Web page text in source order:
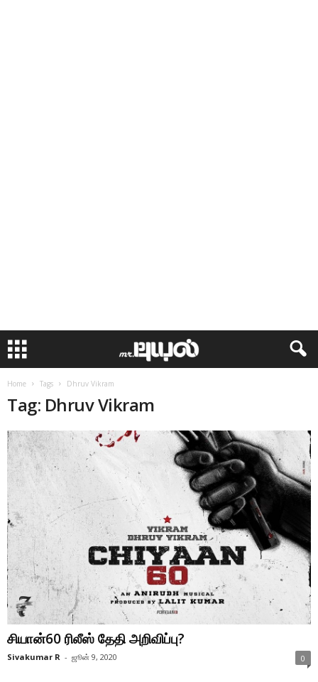
Home Tags Dhruv Vikram
Tag: Dhruv Vikram
சியான்60 ரிலீஸ் தேதி அறிவிப்பு?
Sivakumar R - ஜூன் 9, 2020 0